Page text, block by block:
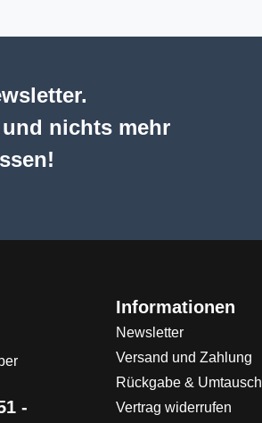
nichts mehr
-
Informationen
Newsletter
Versand und Zahlung
Rückgabe & Umtausch
Vertrag widerrufen